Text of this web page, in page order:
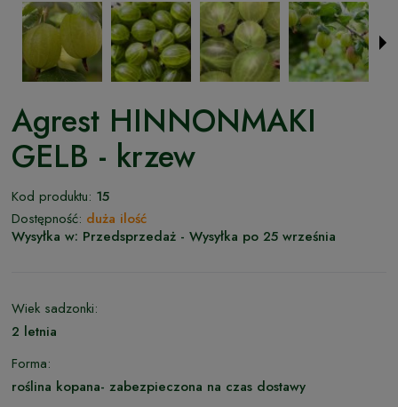
Agrest HINNONMAKI
GELB - krzew
Kod produktu: 15
Dostępność: duża ilość
Wysyłka w: Przedsprzedaż - Wysyłka po 25 września
Wiek sadzonki:
2 letnia
Forma:
roślina kopana- zabezpieczona na czas dostawy